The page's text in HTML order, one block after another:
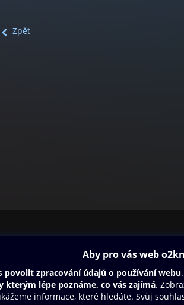
Zpět
Dárkový poukaz
Nápověda
Oneplay
Sport